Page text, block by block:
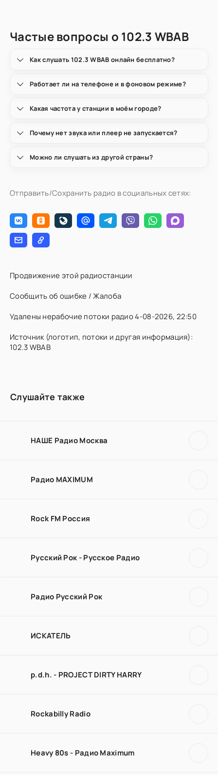
Частые вопросы о 102.3 WBAB
Как слушать 102.3 WBAB онлайн бесплатно?
Работает ли на телефоне и в фоновом режиме?
Какая частота у станции в моём городе?
Почему нет звука или плеер не запускается?
Можно ли слушать из другой страны?
Отправить/Сохранить радио в социальных сетях:
Продвижение этой радиостанции
Сообщить об ошибке / Жалоба
Удалены нерабочие потоки радио 4-08-2026, 22:50
Источник (логотип, потоки и другая информация):
102.3 WBAB
Слушайте также
НАШЕ Радио Москва
Радио MAXIMUM
Rock FM Россия
Русский Рок - Русское Радио
Радио Русский Рок
ИСКАТЕЛЬ
p.d.h. - PROJECT DIRTY HARRY
Rockabilly Radio
Heavy 80s - Радио Maximum